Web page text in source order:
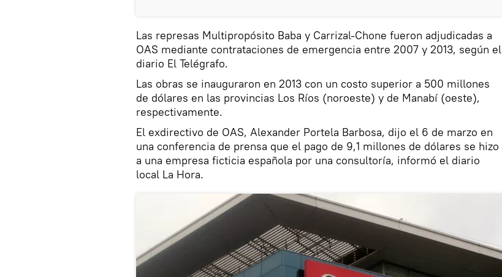
Las represas Multipropósito Baba y Carrizal-Chone fueron adjudicadas a
OAS mediante contrataciones de emergencia entre 2007 y 2013, según el
diario El Telégrafo.
Las obras se inauguraron en 2013 con un costo superior a 500 millones
de dólares en las provincias Los Ríos (noroeste) y de Manabí (oeste),
respectivamente.
El exdirectivo de OAS, Alexander Portela Barbosa, dijo el 6 de marzo en
una conferencia de prensa que el pago de 9,1 millones de dólares se hizo
a una empresa ficticia española por una consultoría, informó el diario
local La Hora.